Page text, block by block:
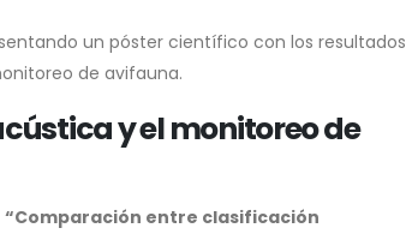
un póster científico con los resultados
de avifauna.
y el monitoreo de
“Comparación entre clasificación